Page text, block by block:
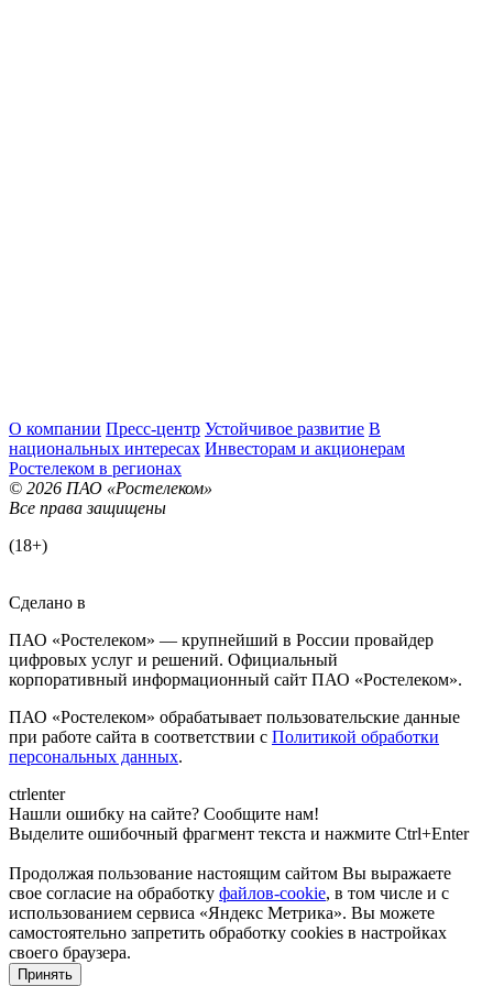
О компании Пресс-центр Устойчивое развитие В
национальных интересах Инвесторам и акционерам
Ростелеком в регионах
© 2026 ПАО «Ростелеком»
Все права защищены
(18+)
Сделано в
ПАО «Ростелеком» — крупнейший в России провайдер
цифровых услуг и решений. Официальный
корпоративный информационный сайт ПАО «Ростелеком».
ПАО «Ростелеком» обрабатывает пользовательские данные
при работе сайта в соответствии с Политикой обработки
персональных данных.
ctrlenter
Нашли ошибку на сайте? Сообщите нам!
Выделите ошибочный фрагмент текста и нажмите Ctrl+Enter
Продолжая пользование настоящим сайтом Вы выражаете
свое согласие на обработку файлов-cookie, в том числе и с
использованием сервиса «Яндекс Метрика». Вы можете
самостоятельно запретить обработку cookies в настройках
своего браузера.
Принять